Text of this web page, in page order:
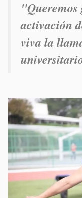
"Queremos
activación
viva la